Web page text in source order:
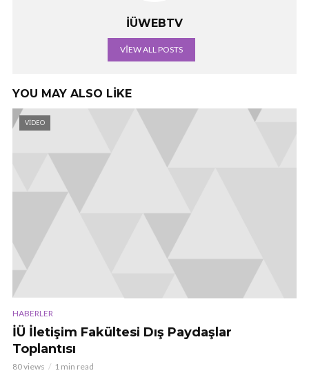
İÜWEBTV
VIEW ALL POSTS
YOU MAY ALSO LIKE
VIDEO
HABERLER
İÜ İletişim Fakültesi Dış Paydaşlar
Toplantısı
80 views 1 min read